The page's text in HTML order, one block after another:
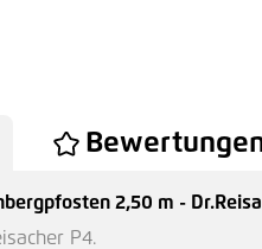
2,50 m -
P4.